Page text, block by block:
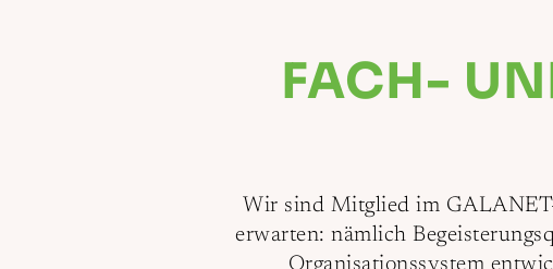
FACH-
Wir sind Mitglied im
erwarten: nämlich
Organisationssystem